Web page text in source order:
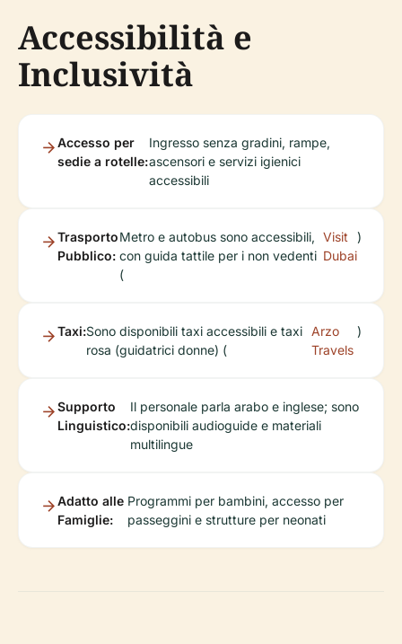
Accessibilità e
Inclusività
Accesso per
sedie a rotelle:
Ingresso senza gradini, rampe,
ascensori e servizi igienici
accessibili
Trasporto
Pubblico:
Metro e autobus sono accessibili,
con guida tattile per i non vedenti
(
Visit
Dubai
)
Taxi:Sono disponibili taxi accessibili e taxi
rosa (guidatrici donne) (
Arzo
Travels
)
Supporto
Linguistico:
Il personale parla arabo e inglese; sono
disponibili audioguide e materiali
multilingue
Adatto alle
Famiglie:
Programmi per bambini, accesso per
passeggini e strutture per neonati